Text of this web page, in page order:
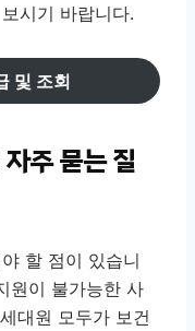
시기 바랍니다.
및 조회
주 묻는 질
할 점이 있습니
원이 불가능한 사
대원 모두가 보건